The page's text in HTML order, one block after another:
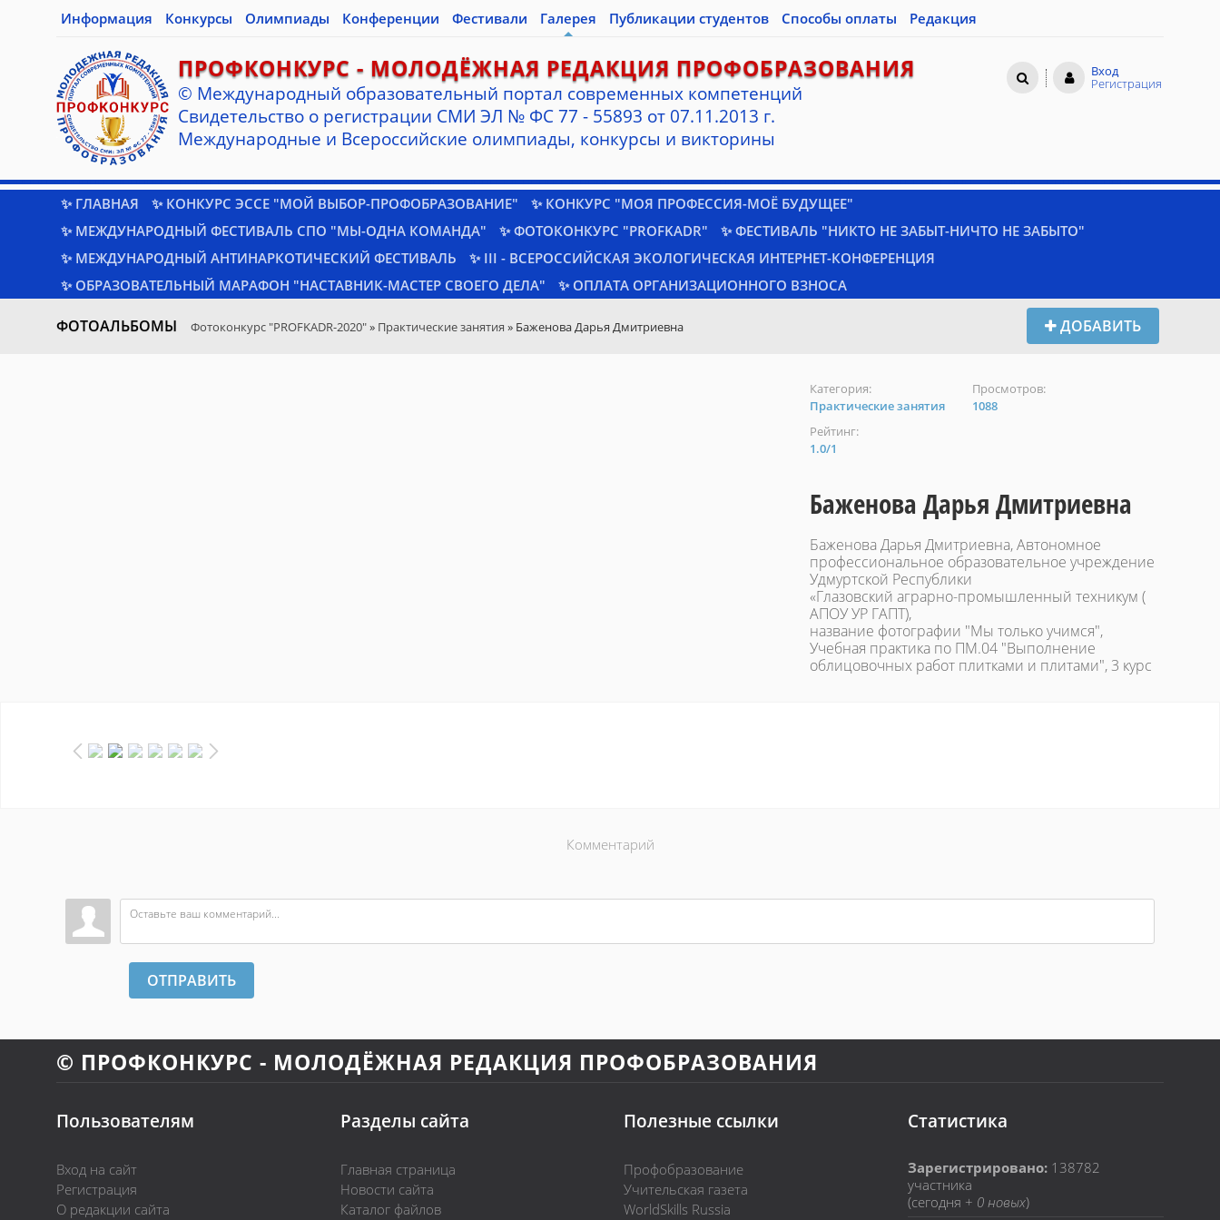
Информация Конкурсы Олимпиады Конференции Фестивали Галерея Публикации студентов Способы оплаты Редакция
ПРОФКОНКУРС - МОЛОДЁЖНАЯ РЕДАКЦИЯ ПРОФОБРАЗОВАНИЯ
© Международный образовательный портал современных компетенций
Cвидетельство о регистрации СМИ ЭЛ № ФС 77 - 55893 от 07.11.2013 г.
Международные и Всероссийские олимпиады, конкурсы и викторины
Вход
Регистрация
✨ ГЛАВНАЯ ✨ КОНКУРС ЭССЕ "МОЙ ВЫБОР-ПРОФОБРАЗОВАНИЕ"
✨ КОНКУРС "МОЯ ПРОФЕССИЯ-МОЁ БУДУЩЕЕ"
✨ МЕЖДУНАРОДНЫЙ ФЕСТИВАЛЬ СПО "МЫ-ОДНА КОМАНДА"
✨ ФОТОКОНКУРС "PROFKADR"
✨ ФЕСТИВАЛЬ "НИКТО НЕ ЗАБЫТ-НИЧТО НЕ ЗАБЫТО"
✨ МЕЖДУНАРОДНЫЙ АНТИНАРКОТИЧЕСКИЙ ФЕСТИВАЛЬ
✨ III - ВСЕРОССИЙСКАЯ ЭКОЛОГИЧЕСКАЯ ИНТЕРНЕТ-КОНФЕРЕНЦИЯ
✨ ОБРАЗОВАТЕЛЬНЫЙ МАРАФОН "НАСТАВНИК-МАСТЕР СВОЕГО ДЕЛА"
✨ ОПЛАТА ОРГАНИЗАЦИОННОГО ВЗНОСА
ФОТОАЛЬБОМЫ Фотоконкурс "PROFKADR-2020"» Практические занятия » Баженова Дарья Дмитриевна ДОБАВИТЬ
Категория:
Практические занятия
Просмотров:
1088
Рейтинг:
1.0/1
Баженова Дарья Дмитриевна
Баженова Дарья Дмитриевна, Автономное
профессиональное образовательное учреждение
Удмуртской Республики
«Глазовский аграрно-промышленный техникум (
АПОУ УР ГАПТ),
название фотографии "Мы только учимся",
Учебная практика по ПМ.04 "Выполнение
облицовочных работ плитками и плитами", 3 курс
Комментарий
ОТПРАВИТЬ
© ПРОФКОНКУРС - МОЛОДЁЖНАЯ РЕДАКЦИЯ ПРОФОБРАЗОВАНИЯ
Пользователям
Вход на сайт
Регистрация
О редакции сайта
Разделы сайта
Главная страница
Новости сайта
Каталог файлов
Полезные ссылки
Профобразование
Учительская газета
WorldSkills Russia
Статистика
Зарегистрировано: 138782
участника
(сегодня + 0 новых)